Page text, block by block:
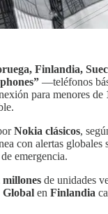
Finlandia,
—teléfonos
para menores de
Nokia clásicos,
con alertas
emergencia.
millones de unidades
en Finlandia